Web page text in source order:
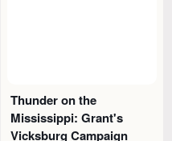
Thunder on the
Mississippi: Grant's
Vicksburg Campaign